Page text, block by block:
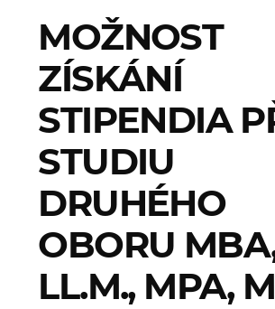
MOŽNOST
ZÍSKÁNÍ
STIPENDIA
STUDIU
DRUHÉHO
OBORU
LL.M., MPA,